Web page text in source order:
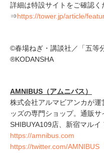
詳細は特設サイトをご確認く
⇒https://tower.jp/article/
©春場ねぎ・講談社／「五等
®KODANSHA
​AMNIBUS（アムニバス）
株式会社アルマビアンカが
ッズの専門ショップ。通販
SHIBUYA109店、新宿マルイ
https://amnibus.com
https://twitter.com/AMNIBUS